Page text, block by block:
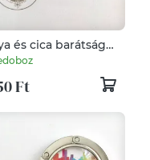
és cica barátság
táskaakasztó
Ft